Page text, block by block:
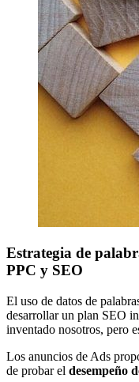
Estrategia de
PPC y SEO
El uso de datos de
desarrollar un plan SEO
inventado nosotros, pero
Los anuncios de Ads
de probar el desempeño